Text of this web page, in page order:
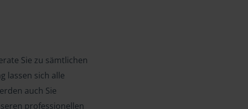
Sie zu sämtlichen
lassen sich alle
auch Sie
professionellen